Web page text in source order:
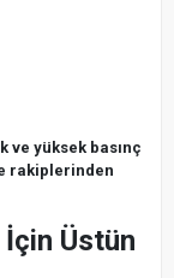
ve yüksek basınç
rakiplerinden
Üstün